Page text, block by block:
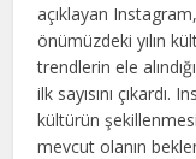
açıklayan
önümüzdeki yılın
trendlerin ele
ilk sayısını
kültürün
mevcut olanın